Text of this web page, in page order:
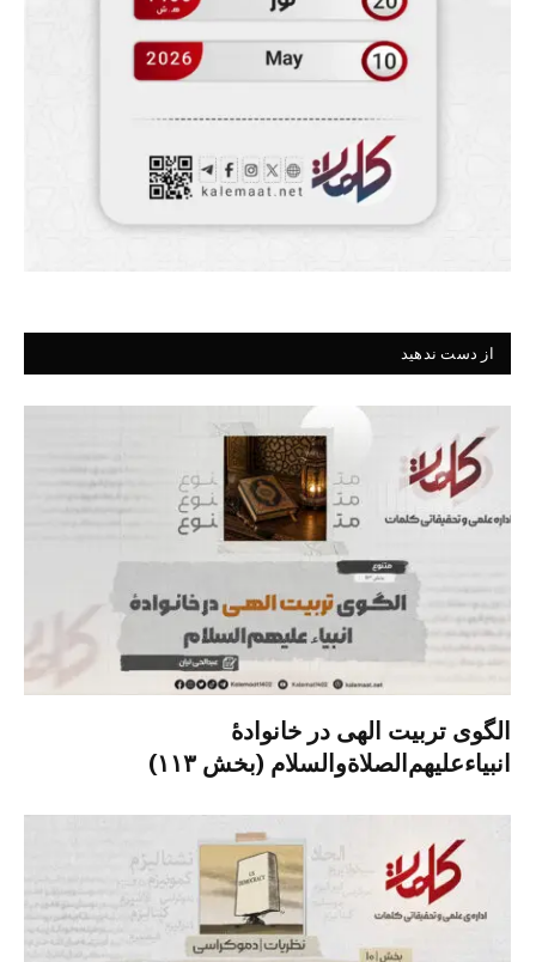
از دست ندهید
الگوی تربیت الهی در خانوادۀ
انبیاءعلیهم‌الصلاةو‌السلام (بخش ۱۱۳)